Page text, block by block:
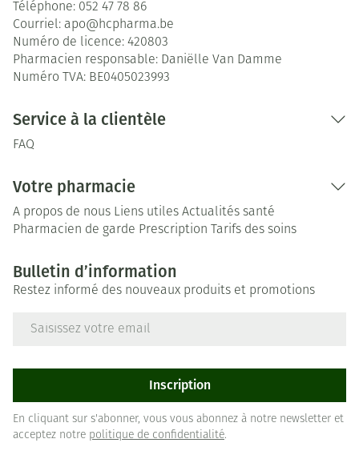
Téléphone: 052 47 78 86
Courriel: apo@hcpharma.be
Numéro de licence: 420803
Pharmacien responsable: Daniëlle Van Damme
Numéro TVA: BE0405023993
Service à la clientèle
FAQ
Votre pharmacie
A propos de nous Liens utiles Actualités santé
Pharmacien de garde Prescription Tarifs des soins
Bulletin d’information
Restez informé des nouveaux produits et promotions
Inscription
En cliquant sur s'abonner, vous vous abonnez à notre newsletter et
acceptez notre politique de confidentialité.